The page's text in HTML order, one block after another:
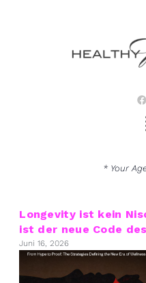
F
a
e
* Your
Longevity ist kein
ist der neue Code
Juni 16, 2026